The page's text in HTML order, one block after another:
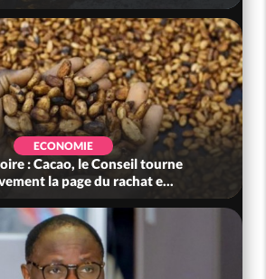
ECONOMIE
: Cacao, le Conseil tourne
la page du rachat e...